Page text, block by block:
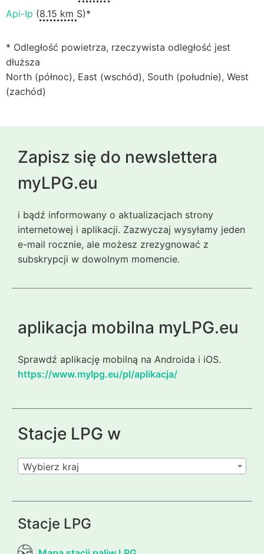
Api-Ip (8.15 km S)*
* Odległość powietrza, rzeczywista odległość jest
dłuższa
North (północ), East (wschód), South (południe), West
(zachód)
Zapisz się do newslettera
myLPG.eu
i bądź informowany o aktualizacjach strony
internetowej i aplikacji. Zazwyczaj wysyłamy jeden
e-mail rocznie, ale możesz zrezygnować z
subskrypcji w dowolnym momencie.
aplikacja mobilna myLPG.eu
Sprawdź aplikację mobilną na Androida i iOS.
https://www.mylpg.eu/pl/aplikacja/
Stacje LPG w
Wybierz kraj
Stacje LPG